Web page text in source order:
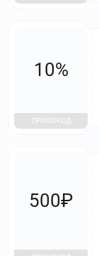
10%
ПРОМОКОД
500₽